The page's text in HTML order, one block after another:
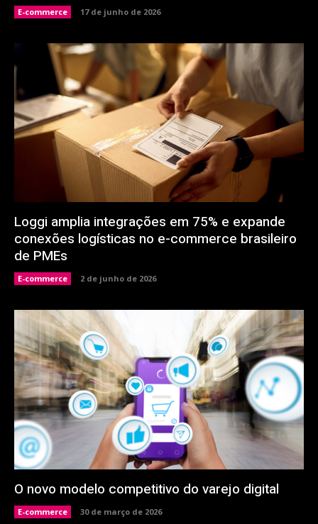
E-commerce 17 de junho de 2026
Loggi amplia integrações em 75% e expande
conexões logísticas no e-commerce brasileiro
de PMEs
E-commerce 2 de junho de 2026
O novo modelo competitivo do varejo digital
E-commerce 30 de março de 2026